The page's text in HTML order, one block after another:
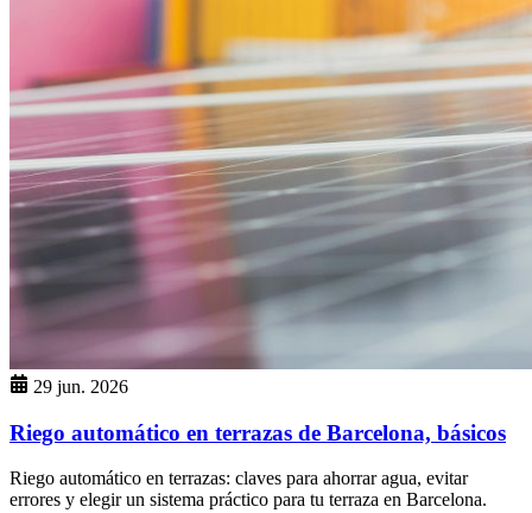
29 jun. 2026
Riego automático en terrazas de Barcelona, básicos
Riego automático en terrazas: claves para ahorrar agua, evitar
errores y elegir un sistema práctico para tu terraza en Barcelona.